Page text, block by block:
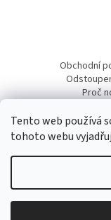
Tento web používá
tohoto webu
Vážení Zákazníci, od
přestávku z důvodu
a
Obchodní
Proč